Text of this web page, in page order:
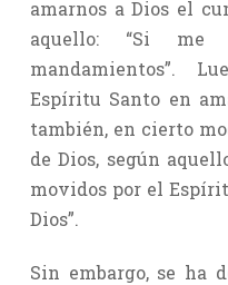
amarnos a Dios el
aquello: “Si me
mandamientos”.
Espíritu Santo en
también, en cierto
de Dios, según
movidos por el
Dios”.
Sin embargo, se ha